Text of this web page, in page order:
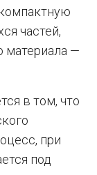
частей,
материала —
в том, что
при
под